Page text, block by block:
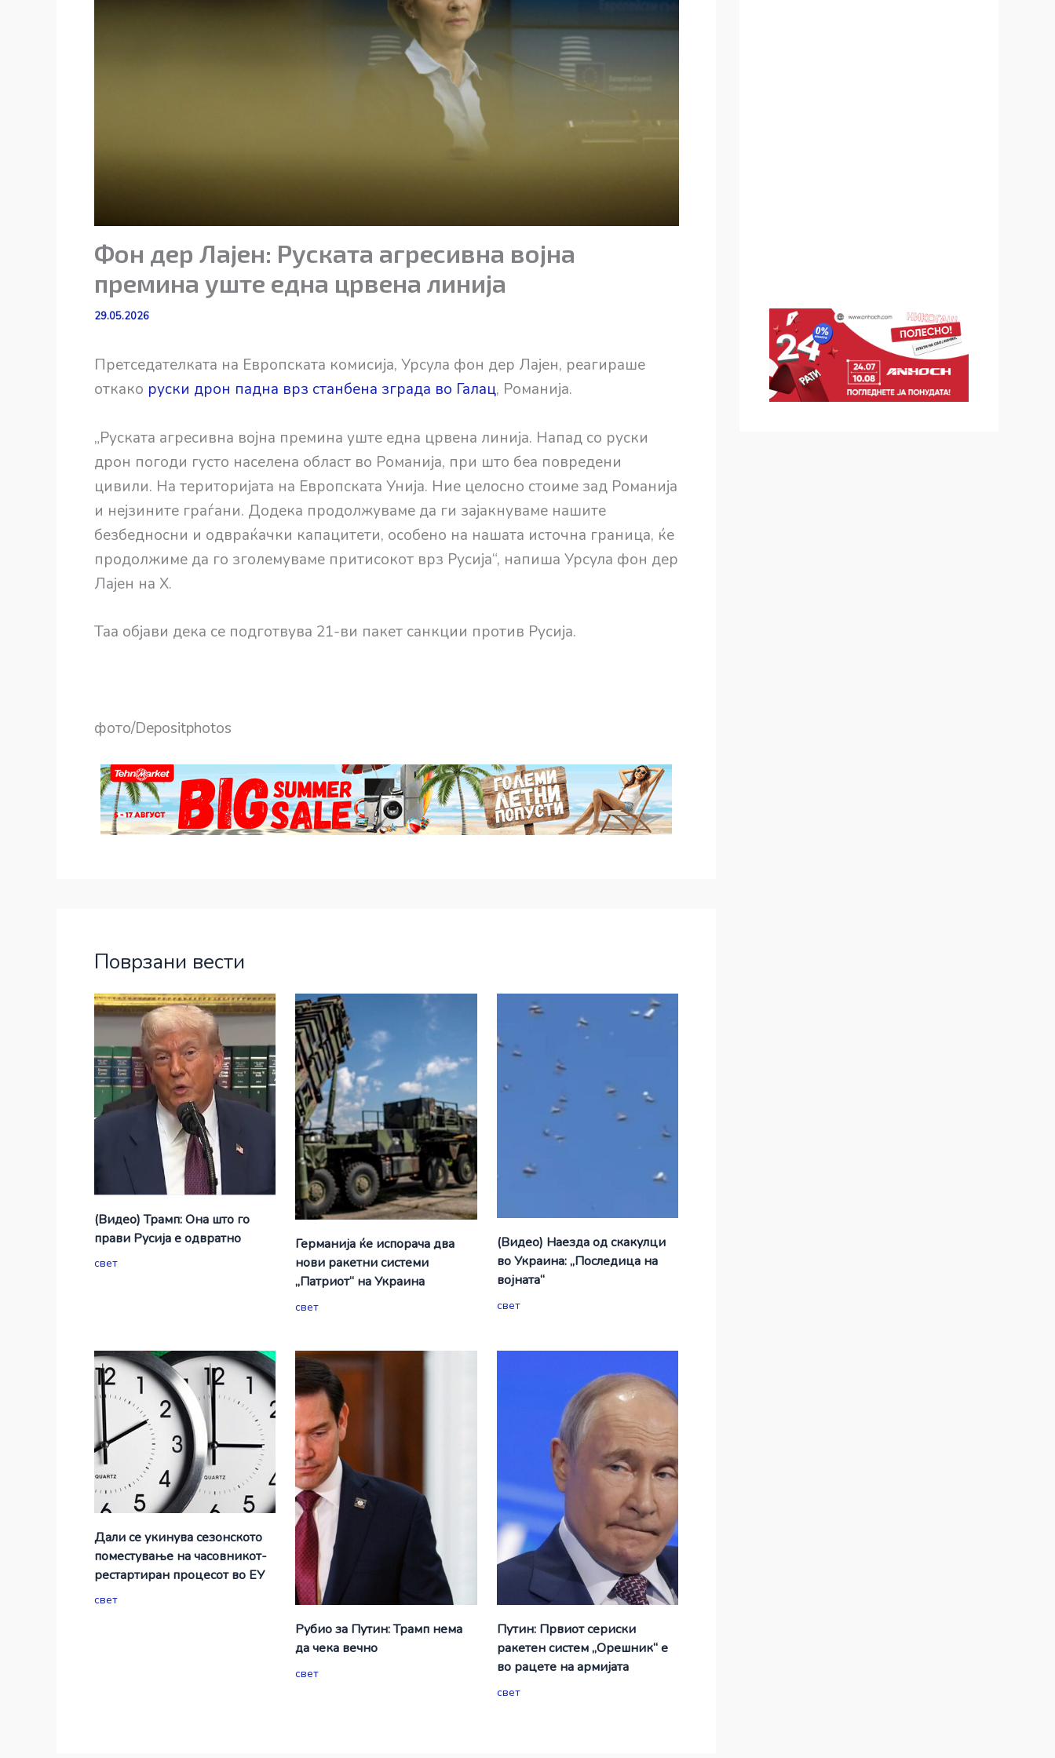
Фон дер Лајен: Руската агресивна војна
премина уште една црвена линија
29.05.2026
Претседателката на Европската комисија, Урсула фон дер Лајен, реагираше
откако руски дрон падна врз станбена зграда во Галац, Романија.
„Руската агресивна војна премина уште една црвена линија. Напад со руски
дрон погоди густо населена област во Романија, при што беа повредени
цивили. На територијата на Европската Унија. Ние целосно стоиме зад Романија
и нејзините граѓани. Додека продолжуваме да ги зајакнуваме нашите
безбедносни и одвраќачки капацитети, особено на нашата источна граница, ќе
продолжиме да го зголемуваме притисокот врз Русија“, напиша Урсула фон дер
Лајен на X.
Таа објави дека се подготвува 21-ви пакет санкции против Русија.
фото/Depositphotos
Поврзани вести
(Видео) Трамп: Она што го
прави Русија е одвратно
свет
Германија ќе испорача два
нови ракетни системи
„Патриот“ на Украина
свет
(Видео) Наезда од скакулци
во Украина: „Последица на
војната“
свет
Дали се укинува сезонското
поместување на часовникот-
рестартиран процесот во ЕУ
свет
Рубио за Путин: Трамп нема
да чека вечно
свет
Путин: Првиот сериски
ракетен систем „Орешник“ е
во рацете на армијата
свет